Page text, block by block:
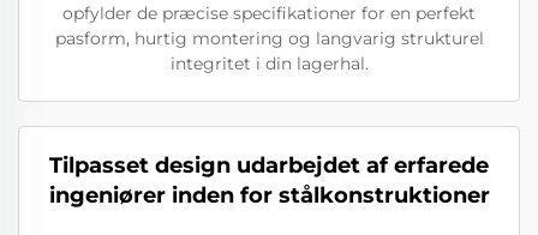
opfylder de præcise specifikationer for en perfekt
pasform, hurtig montering og langvarig strukturel
integritet i din lagerhal.
Tilpasset design udarbejdet af erfarede
ingeniører inden for stålkonstruktioner